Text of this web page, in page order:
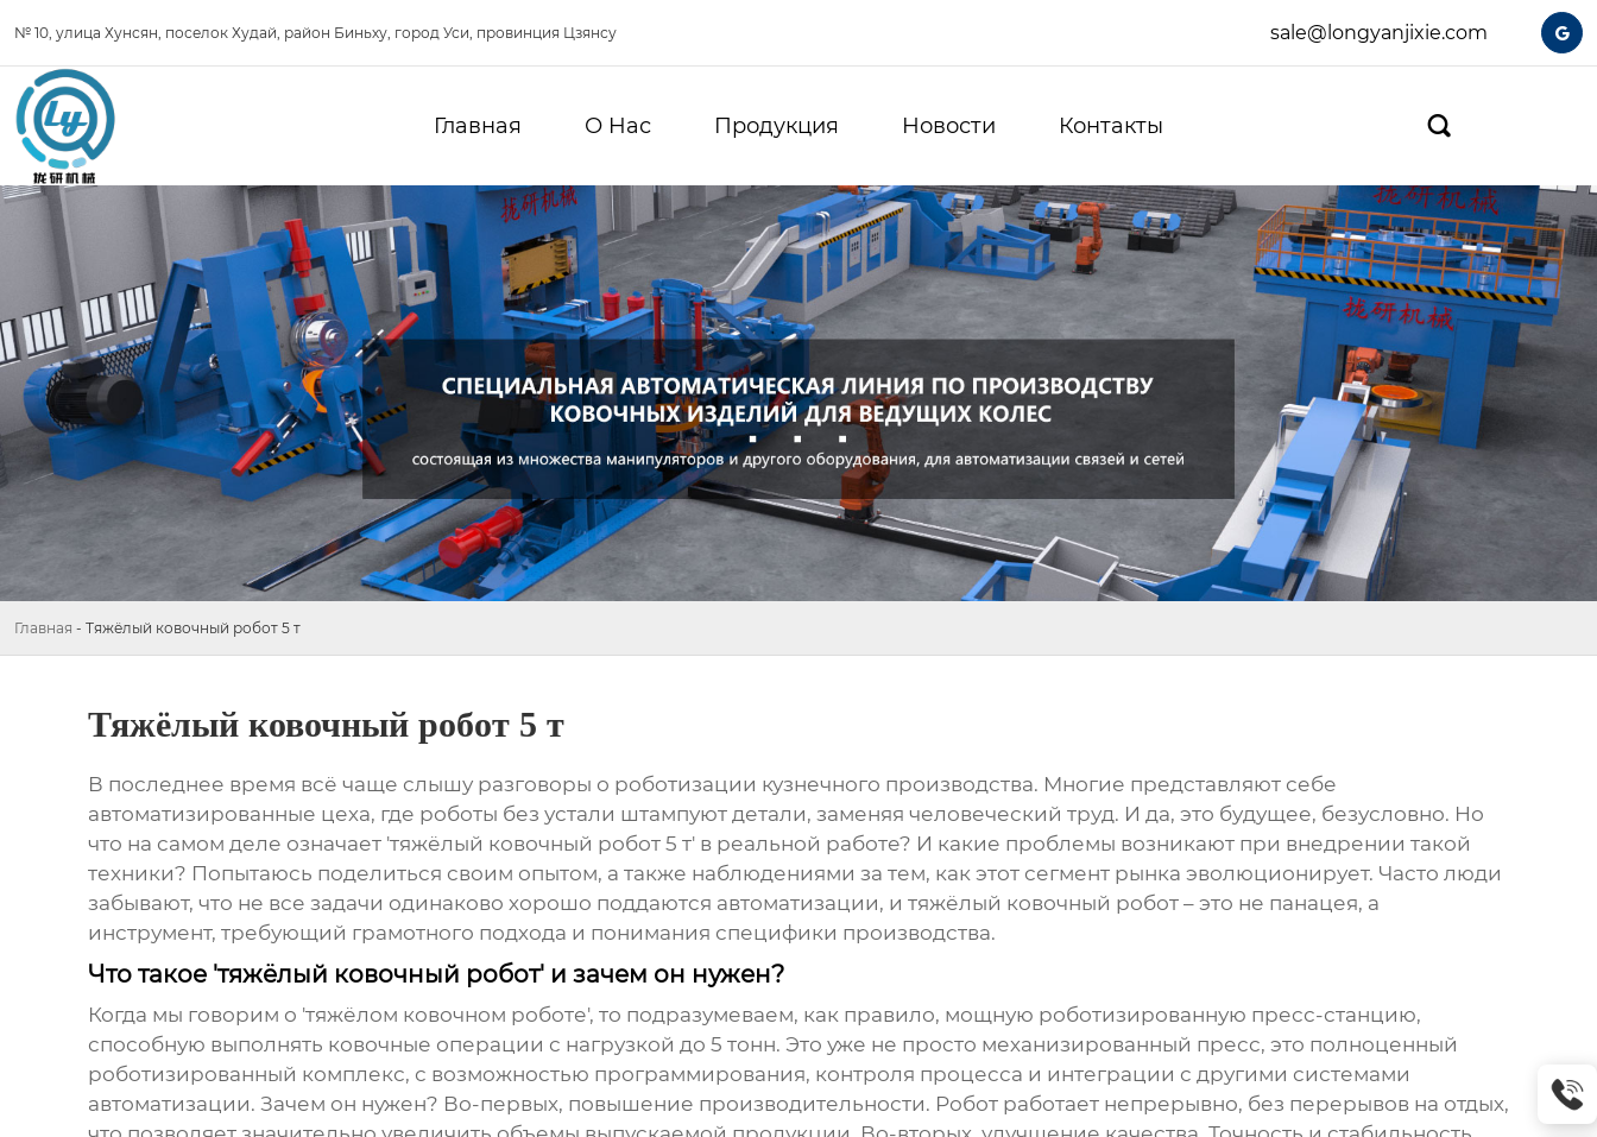
№ 10, улица Хунсян, поселок Худай, район Биньху, город Уси, провинция Цзянсу sale@longyanjixie.com 
Главная О Hас Продукция Новости Контакты 
Главная - Тяжёлый ковочный робот 5 т
Тяжёлый ковочный робот 5 т
В последнее время всё чаще слышу разговоры о роботизации кузнечного производства. Многие представляют себе
автоматизированные цеха, где роботы без устали штампуют детали, заменяя человеческий труд. И да, это будущее, безусловно. Но
что на самом деле означает 'тяжёлый ковочный робот 5 т' в реальной работе? И какие проблемы возникают при внедрении такой
техники? Попытаюсь поделиться своим опытом, а также наблюдениями за тем, как этот сегмент рынка эволюционирует. Часто люди
забывают, что не все задачи одинаково хорошо поддаются автоматизации, и тяжёлый ковочный робот– это не панацея, а
инструмент, требующий грамотного подхода и понимания специфики производства.
Что такое 'тяжёлый ковочный робот' и зачем он нужен?
Когда мы говорим о 'тяжёлом ковочном роботе', то подразумеваем, как правило, мощную роботизированную пресс-станцию,
способную выполнять ковочные операции с нагрузкой до 5 тонн. Это уже не просто механизированный пресс, это полноценный
роботизированный комплекс, с возможностью программирования, контроля процесса и интеграции с другими системами
автоматизации. Зачем он нужен? Во-первых, повышение производительности. Робот работает непрерывно, без перерывов на отдых,